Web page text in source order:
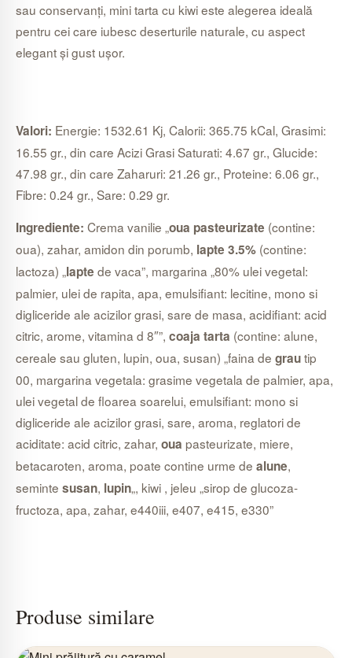
sau conservanți, mini tarta cu kiwi este alegerea ideală
pentru cei care iubesc deserturile naturale, cu aspect
elegant și gust ușor.
Valori: Energie: 1532.61 Kj, Calorii: 365.75 kCal, Grasimi:
16.55 gr., din care Acizi Grasi Saturati: 4.67 gr., Glucide:
47.98 gr., din care Zaharuri: 21.26 gr., Proteine: 6.06 gr.,
Fibre: 0.24 gr., Sare: 0.29 gr.
Ingrediente: Crema vanilie „oua pasteurizate (contine:
oua), zahar, amidon din porumb, lapte 3.5% (contine:
lactoza) „lapte de vaca”, margarina „80% ulei vegetal:
palmier, ulei de rapita, apa, emulsifiant: lecitine, mono si
digliceride ale acizilor grasi, sare de masa, acidifiant: acid
citric, arome, vitamina d 8″”, coaja tarta (contine: alune,
cereale sau gluten, lupin, oua, susan) „faina de grautip
00, margarina vegetala: grasime vegetala de palmier, apa,
ulei vegetal de floarea soarelui, emulsifiant: mono si
digliceride ale acizilor grasi, sare, aroma, reglatori de
aciditate: acid citric, zahar, oua pasteurizate, miere,
betacaroten, aroma, poate contine urme de alune,
seminte susan, lupin„, kiwi , jeleu „sirop de glucoza-
fructoza, apa, zahar, e440iii, e407, e415, e330”
Produse similare